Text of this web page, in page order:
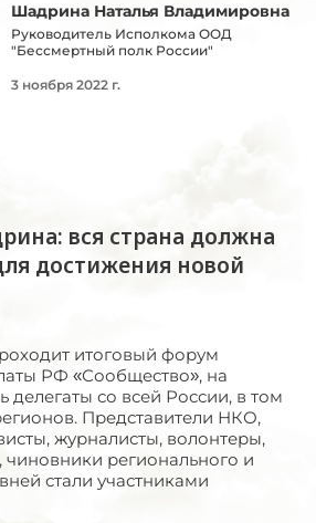
вся страна должна
достижения новой
Шадрина Наталья Владимировна
Руководитель Исполкома ООД
"Бессмертный полк России"
3 ноября 2022 г.
итоговый форум
РФ «Сообщество», на
делегаты со всей России, в том
Представители НКО,
журналисты, волонтеры,
регионального и
стали участниками